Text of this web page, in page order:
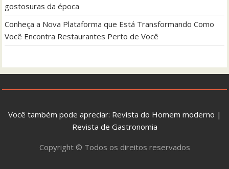
gostosuras da época
Conheça a Nova Plataforma que Está Transformando Como
Você Encontra Restaurantes Perto de Você
Você também pode apreciar: Revista do Homem moderno |
Revista de Gastronomia
Copyright © Todos os direitos reservados